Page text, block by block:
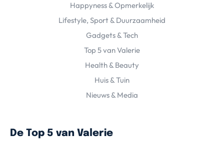
Happyness & Opmerkelijk
Lifestyle, Sport & Duurzaamheid
Gadgets & Tech
Top 5 van Valerie
Health & Beauty
Huis & Tuin
Nieuws & Media
De Top 5 van Valerie